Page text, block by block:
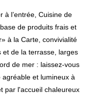
à l’entrée, Cuisine de
de produits frais et
à la Carte, convivialité
et de la terrasse, larges
de mer : laissez-vous
et lumineux à
par l'accueil chaleureux